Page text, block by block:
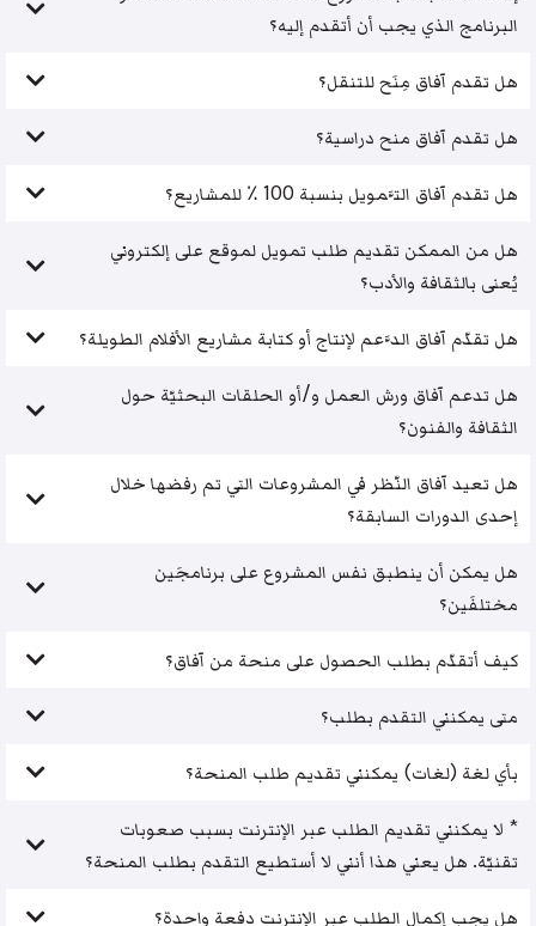
البرنامج الذي يجب أن أتقدم إليه؟
هل تقدم آفاق مِنَح للتنقل؟
هل تقدم آفاق منح دراسية؟
هل تقدم آفاق التَّمويل بنسبة 100 ٪ للمشاريع؟
هل من الممكن تقديم طلب تمويل لموقع على إلكتروني
يُعنى بالثقافة والأدب؟
هل تقدّم آفاق الدَّعم لإنتاج أو كتابة مشاريع الأفلام الطويلة؟
هل تدعم آفاق ورش العمل و/أو الحلقات البحثيّة حول
الثقافة والفنون؟
هل تعيد آفاق النّظر في المشروعات التي تم رفضها خلال
إحدى الدورات السابقة؟
هل يمكن أن ينطبق نفس المشروع على برنامجَين
مختلفَين؟
كيف أتقدّم بطلب الحصول على منحة من آفاق؟
متى يمكنني التقدم بطلب؟
بأي لغة (لغات) يمكنني تقديم طلب المنحة؟
* لا يمكنني تقديم الطلب عبر الإنترنت بسبب صعوبات
تقنيّة. هل يعني هذا أنني لا أستطيع التقدم بطلب المنحة؟
هل يجب إكمال الطلب عبر الإنترنت دفعة واحدة؟